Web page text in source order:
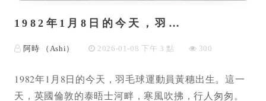
1982年1月8日的今天，羽…
阿時 （Ashi） 2026-01-08 下午 3 點 300
1982年1月8日的今天，羽毛球運動員黃穗出生。這一
天，英國倫敦的泰晤士河畔，寒風吹拂，行人匆匆。